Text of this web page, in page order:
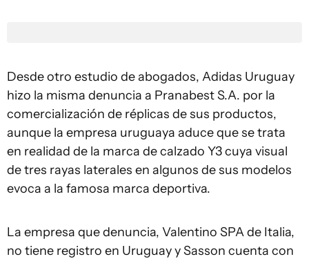
Desde otro estudio de abogados, Adidas Uruguay
hizo la misma denuncia a Pranabest S.A. por la
comercialización de réplicas de sus productos,
aunque la empresa uruguaya aduce que se trata
en realidad de la marca de calzado Y3 cuya visual
de tres rayas laterales en algunos de sus modelos
evoca a la famosa marca deportiva.
La empresa que denuncia, Valentino SPA de Italia,
no tiene registro en Uruguay y Sasson cuenta con